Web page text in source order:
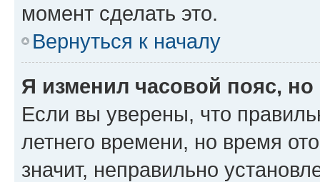
момент сделать это.
Вернуться к началу
Я изменил часовой пояс,
Если вы уверены, что
летнего времени, но время
значит, неправильно